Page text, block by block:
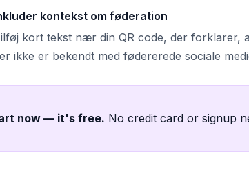
kontekst om føderation
kort tekst nær din QR code, der
ikke er bekendt med fødererede sociale
now — it's free. No credit card or signup